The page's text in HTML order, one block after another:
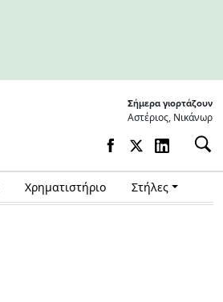
Σήμερα γιορτάζουν
Αστέριος, Νικάνωρ
Χρηματιστήριο Στήλες